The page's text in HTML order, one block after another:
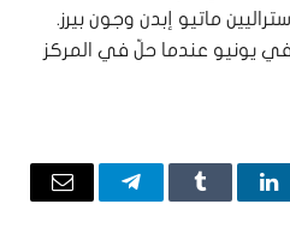
ماتيو إبدن وجون بيرز.
يونيو عندما حلّ في المركز
لينكدإنTumblrتيلقرامالبريد